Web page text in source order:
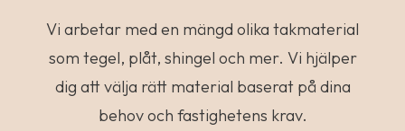
Vi arbetar med en mängd olika takmaterial
som tegel, plåt, shingel och mer. Vi hjälper
dig att välja rätt material baserat på dina
behov och fastighetens krav.